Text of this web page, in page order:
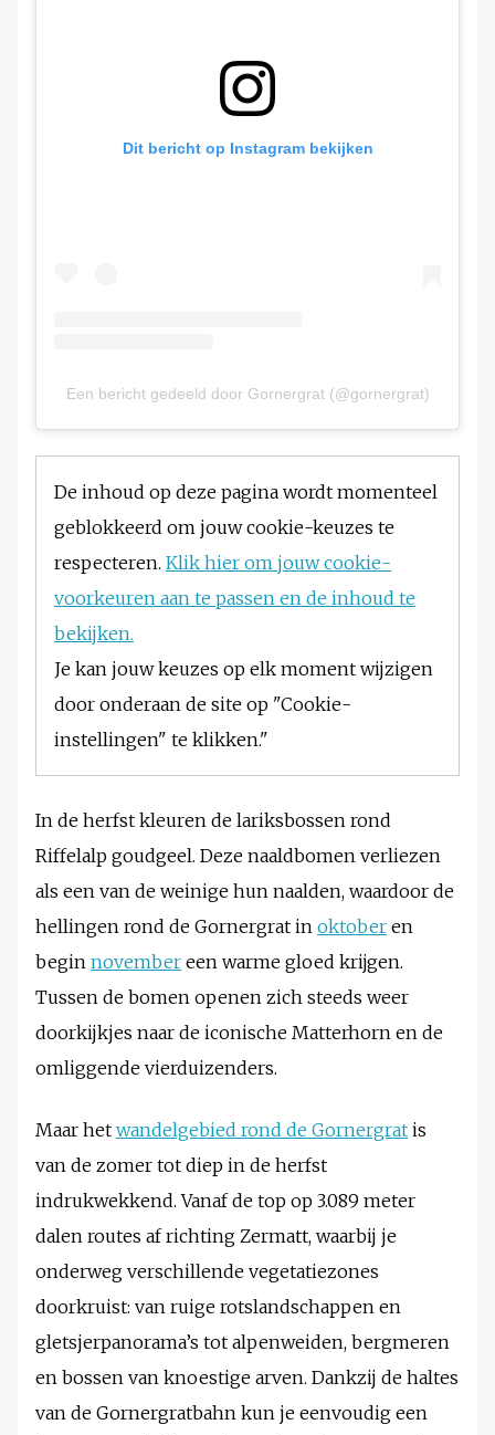
Dit bericht op Instagram bekijken
Een bericht gedeeld door Gornergrat (@gornergrat)
De inhoud op deze pagina wordt momenteel
geblokkeerd om jouw cookie-keuzes te
respecteren. Klik hier om jouw cookie-
voorkeuren aan te passen en de inhoud te
bekijken.
Je kan jouw keuzes op elk moment wijzigen
door onderaan de site op "Cookie-
instellingen" te klikken."
In de herfst kleuren de lariksbossen rond
Riffelalp goudgeel. Deze naaldbomen verliezen
als een van de weinige hun naalden, waardoor de
hellingen rond de Gornergrat in oktober en
begin november een warme gloed krijgen.
Tussen de bomen openen zich steeds weer
doorkijkjes naar de iconische Matterhorn en de
omliggende vierduizenders.
Maar het wandelgebied rond de Gornergrat is
van de zomer tot diep in de herfst
indrukwekkend. Vanaf de top op 3.089 meter
dalen routes af richting Zermatt, waarbij je
onderweg verschillende vegetatiezones
doorkruist: van ruige rotslandschappen en
gletsjerpanorama’s tot alpenweiden, bergmeren
en bossen van knoestige arven. Dankzij de haltes
van de Gornergratbahn kun je eenvoudig een